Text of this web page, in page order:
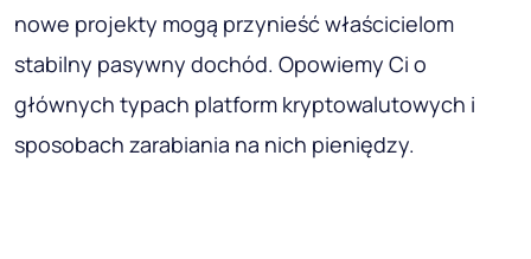
nowe projekty mogą przynieść właścicielom
stabilny pasywny dochód. Opowiemy Ci o
głównych typach platform kryptowalutowych i
sposobach zarabiania na nich pieniędzy.